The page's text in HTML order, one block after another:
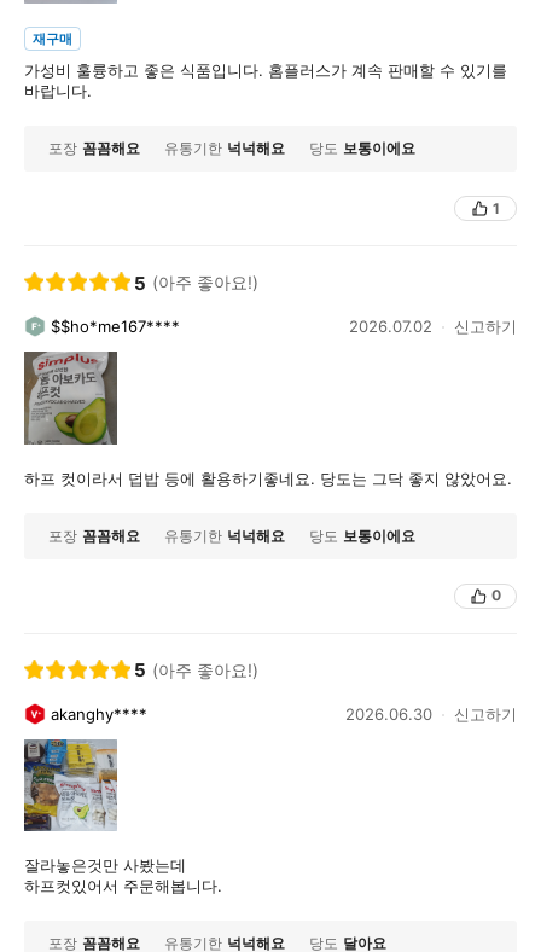
재구매
가성비 훌륭하고 좋은 식품입니다. 홈플러스가 계속 판매할 수 있기를
바랍니다.
포장 꼼꼼해요 유통기한 넉넉해요 당도 보통이에요
1
5 (아주 좋아요!)
$$ho*me167**** 2026.07.02 신고하기
하프 컷이라서 덥밥 등에 활용하기좋네요. 당도는 그닥 좋지 않았어요.
포장 꼼꼼해요 유통기한 넉넉해요 당도 보통이에요
0
5 (아주 좋아요!)
akanghy**** 2026.06.30 신고하기
잘라놓은것만 사봤는데
하프컷있어서 주문해봅니다.
포장 꼼꼼해요 유통기한 넉넉해요 당도 달아요